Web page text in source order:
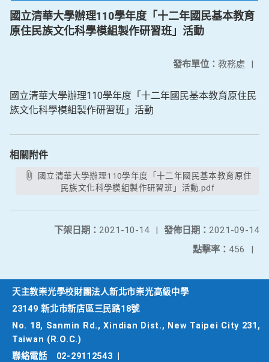
國立清華大學辦理110學年度「十二年國民基本教育
原住民族文化科學模組製作研習班」活動
發布單位： 教務處 |
國立清華大學辦理110學年度「十二年國民基本教育原住民
族文化科學模組製作研習班」活動
相關附件
民族文化科學模組製作研習班」活動.pdf
發佈日期： 2021-09-14
下架日期： 2021-10-14
|
點擊率： 456 |
天主教崇光學校財團法人新北市崇光高級中學
23149 新北市新店區三民路18號
No. 18, Sanmin Rd., Xindian Dist., New Taipei City 231,
Taiwan (R.O.C.)
聯絡電話
02-29112543